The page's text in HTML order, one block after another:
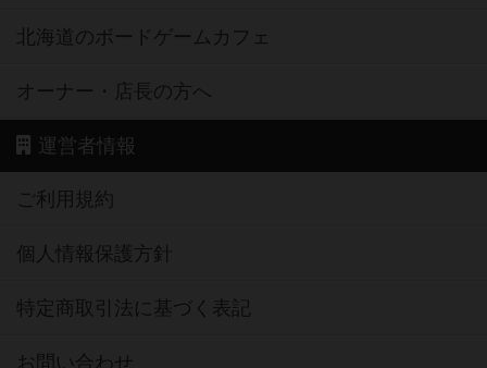
北海道のボードゲームカフェ
オーナー・店長の方へ
運営者情報
ご利用規約
個人情報保護方針
特定商取引法に基づく表記
お問い合わせ